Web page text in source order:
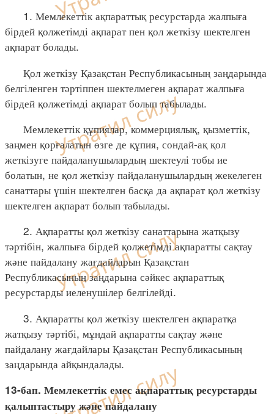
1. Мемлекеттік ақпараттық ресурстарда жалпыға
бірдей қолжетімді ақпарат пен қол жеткізу шектелген
ақпарат болады.
Қол жеткізу Қазақстан Республикасының заңдарында
белгіленген тәртіппен шектелмеген ақпарат жалпыға
бірдей қолжетімді ақпарат болып табылады.
Мемлекеттік құпиялар, коммерциялық, қызметтік,
заңмен қорғалатын өзге де құпия, сондай-ақ қол
жеткізуге пайдаланушылардың шектеулі тобы ие
болатын, не қол жеткізу пайдаланушылардың жекелеген
санаттары үшін шектелген басқа да ақпарат қол жеткізу
шектелген ақпарат болып табылады.
2. Ақпаратты қол жеткізу санаттарына жатқызу
тәртібін, жалпыға бірдей қолжетімді ақпаратты сақтау
және пайдалану жағдайларын Қазақстан
Республикасының заңдарына сәйкес ақпараттық
ресурстарды иеленушілер белгілейді.
3. Ақпаратты қол жеткізу шектелген ақпаратқа
жатқызу тәртібі, мұндай ақпаратты сақтау және
пайдалану жағдайлары Қазақстан Республикасының
заңдарында айқындалады.
13-бап. Мемлекеттік емес ақпараттық ресурстарды
қалыптастыру және пайдалану